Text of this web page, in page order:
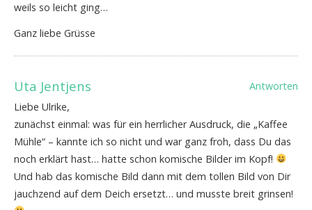
weils so leicht ging…
Ganz liebe Grüsse
Uta Jentjens
Antworten
Liebe Ulrike,
zunächst einmal: was für ein herrlicher Ausdruck, die „Kaffee
Mühle“ – kannte ich so nicht und war ganz froh, dass Du das
noch erklärt hast… hatte schon komische Bilder im Kopf!
Und hab das komische Bild dann mit dem tollen Bild von Dir
jauchzend auf dem Deich ersetzt… und musste breit grinsen!